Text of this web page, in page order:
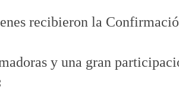
recibieron la
y una gran